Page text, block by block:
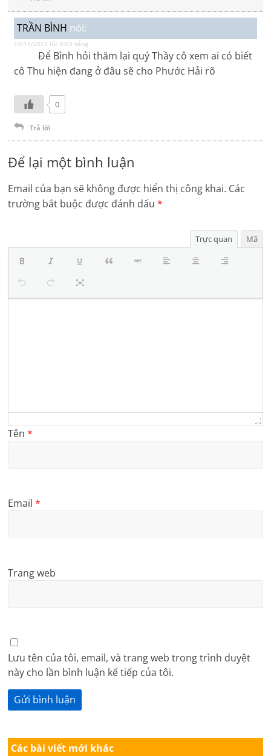
TRẦN BÌNH nói:
19/11/2013 lúc 8:03 sáng
Để Bình hỏi thăm lại quý Thầy cô xem ai có biết
cô Thu hiện đang ở đâu sẽ cho Phước Hải rõ
0
Trả lời
Để lại một bình luận
Email của bạn sẽ không được hiển thị công khai. Các
trường bắt buộc được đánh dấu*
Trực quan Mã
Tên*
Email*
Trang web
Lưu tên của tôi, email, và trang web trong trình duyệt
này cho lần bình luận kế tiếp của tôi.
Các bài viết mới khác